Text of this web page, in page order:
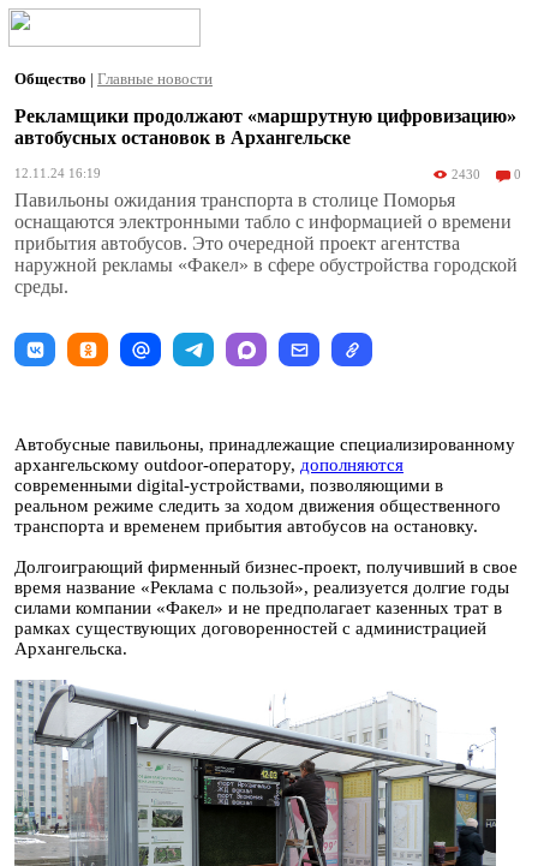
Общество | Главные новости
Рекламщики продолжают «маршрутную цифровизацию»
автобусных остановок в Архангельске
12.11.24 16:19 2430 0
Павильоны ожидания транспорта в столице Поморья
оснащаются электронными табло с информацией о времени
прибытия автобусов. Это очередной проект агентства
наружной рекламы «Факел» в сфере обустройства городской
среды.
Автобусные павильоны, принадлежащие специализированному
архангельскому outdoor-оператору, дополняются
современными digital-устройствами, позволяющими в
реальном режиме следить за ходом движения общественного
транспорта и временем прибытия автобусов на остановку.
Долгоиграющий фирменный бизнес-проект, получивший в свое
время название «Реклама с пользой», реализуется долгие годы
силами компании «Факел» и не предполагает казенных трат в
рамках существующих договоренностей с администрацией
Архангельска.